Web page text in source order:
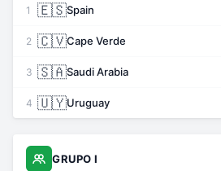
1 🇪🇸Spain
2 🇨🇻Cape Verde
3 🇸🇦Saudi Arabia
4 🇺🇾Uruguay
GRUPO I